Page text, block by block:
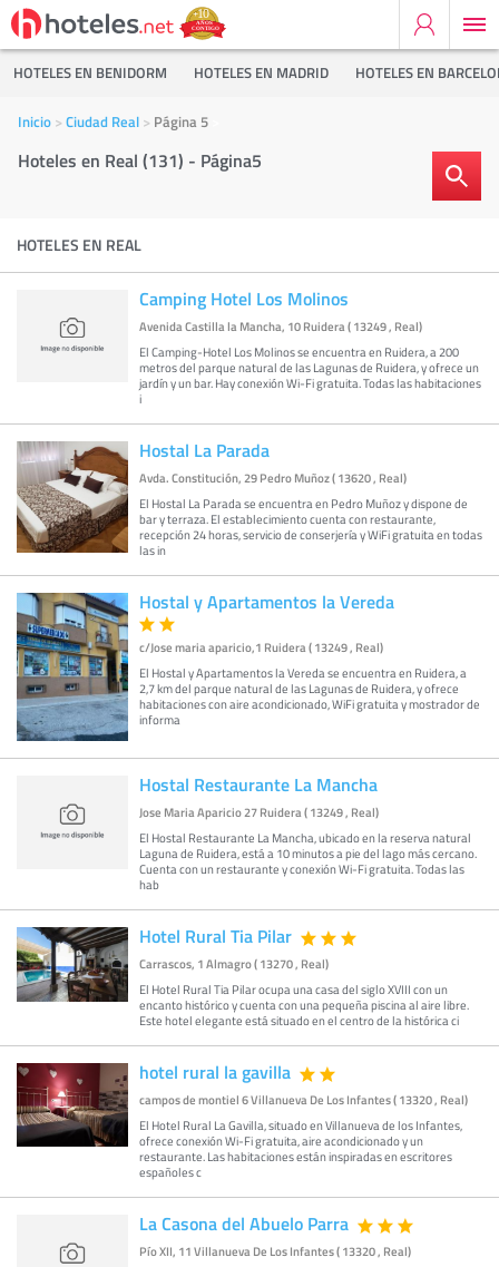
HOTELES EN BENIDORM HOTELES EN MADRID HOTELES EN
Inicio Ciudad Real Página 5
Hoteles en Real (131) - Página5
HOTELES EN REAL
Camping Hotel Los Molinos
Avenida Castilla la Mancha, 10 Ruidera ( 13249 , Real)
El Camping-Hotel Los Molinos se encuentra en Ruidera, a 200
metros del parque natural de las Lagunas de Ruidera, y ofrece un
jardín y un bar. Hay conexión Wi-Fi gratuita. Todas las habitaciones
i
Hostal La Parada
Avda. Constitución, 29 Pedro Muñoz ( 13620 , Real)
El Hostal La Parada se encuentra en Pedro Muñoz y dispone de
bar y terraza. El establecimiento cuenta con restaurante,
recepción 24 horas, servicio de conserjería y WiFi gratuita en todas
las in
Hostal y Apartamentos la Vereda
c/Jose maria aparicio,1 Ruidera ( 13249 , Real)
El Hostal y Apartamentos la Vereda se encuentra en Ruidera, a
2,7 km del parque natural de las Lagunas de Ruidera, y ofrece
habitaciones con aire acondicionado, WiFi gratuita y mostrador de
informa
Hostal Restaurante La Mancha
Jose Maria Aparicio 27 Ruidera ( 13249 , Real)
El Hostal Restaurante La Mancha, ubicado en la reserva natural
Laguna de Ruidera, está a 10 minutos a pie del lago más cercano.
Cuenta con un restaurante y conexión Wi-Fi gratuita. Todas las
hab
Hotel Rural Tia Pilar
Carrascos, 1 Almagro ( 13270 , Real)
El Hotel Rural Tia Pilar ocupa una casa del siglo XVIII con un
encanto histórico y cuenta con una pequeña piscina al aire libre.
Este hotel elegante está situado en el centro de la histórica ci
hotel rural la gavilla
campos de montiel 6 Villanueva De Los Infantes ( 13320 , Real)
El Hotel Rural La Gavilla, situado en Villanueva de los Infantes,
ofrece conexión Wi-Fi gratuita, aire acondicionado y un
restaurante. Las habitaciones están inspiradas en escritores
españoles c
La Casona del Abuelo Parra
Pío XII, 11 Villanueva De Los Infantes ( 13320 , Real)